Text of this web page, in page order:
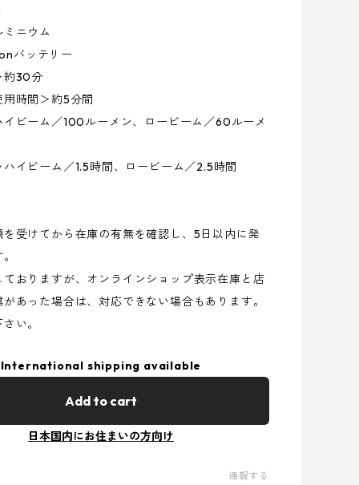
ニウム
バッテリー
約30分
用時間＞約5分間
イビーム／100ルーメン、ロービーム／60ルーメ
ハイビーム／1.5時間、ロービーム／2.5時間
受けてから在庫の有無を確認し、5日以内に発
ておりますが、オンラインショップ表示在庫と店
あった場合は、対応できない場合もあります。
い。
International shipping available
Add to cart
日本国内にお住まいの方向け
通報する